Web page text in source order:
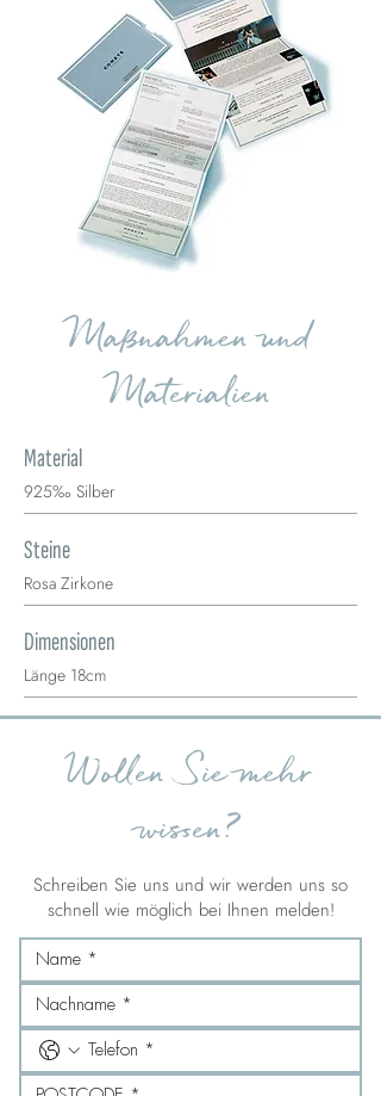
Maßnahmen und
Materialien
Material
925‰ Silber
Steine
Rosa Zirkone
Dimensionen
Länge 18cm
Wollen Sie mehr
wissen?
Schreiben Sie uns und wir werden uns so
schnell wie möglich bei Ihnen melden!